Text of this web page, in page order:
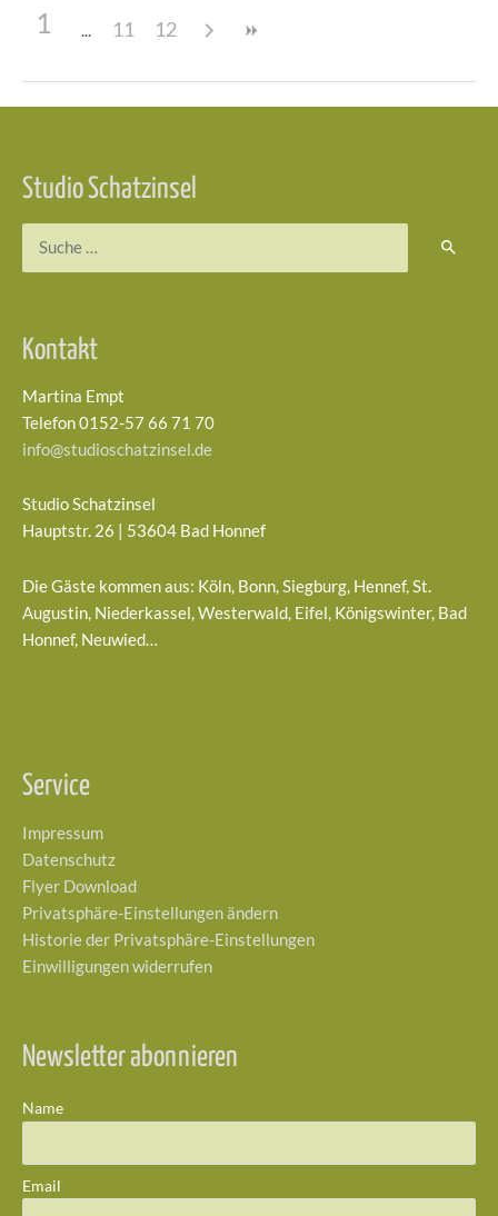
1 11 12
Studio Schatzinsel
Kontakt
Martina Empt
Telefon 0152-57 66 71 70
info@studioschatzinsel.de
Studio Schatzinsel
Hauptstr. 26 | 53604 Bad Honnef
Die Gäste kommen aus: Köln, Bonn, Siegburg, Hennef, St.
Augustin, Niederkassel, Westerwald, Eifel, Königswinter, Bad
Honnef, Neuwied…
Service
Impressum
Datenschutz
Flyer Download
Privatsphäre-Einstellungen ändern
Historie der Privatsphäre-Einstellungen
Einwilligungen widerrufen
Newsletter abonnieren
Name
Email